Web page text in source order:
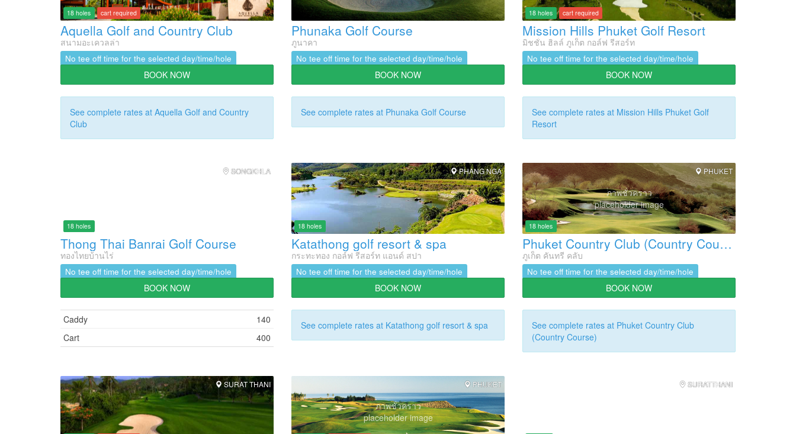
18 holes cart required
Aquella Golf and Country Club
สนามอะเควลล่า
No tee off time for the selected day/time/hole
BOOK NOW
See complete rates at Aquella Golf and Country
Club
Phunaka Golf Course
ภูนาคา
No tee off time for the selected day/time/hole
BOOK NOW
See complete rates at Phunaka Golf Course
18 holes cart required
Mission Hills Phuket Golf Resort
มิชชั่น ฮิลล์ ภูเก็ต กอล์ฟ รีสอร์ท
No tee off time for the selected day/time/hole
BOOK NOW
See complete rates at Mission Hills Phuket Golf
Resort
SONGKHLA
18 holes
Thong Thai Banrai Golf Course
ทองไทยบ้านไร่
No tee off time for the selected day/time/hole
BOOK NOW
Caddy
140
Cart
400
PHANG NGA
18 holes
Katathong golf resort & spa
กระทะทอง กอล์ฟ รีสอร์ท แอนด์ สปา
No tee off time for the selected day/time/hole
BOOK NOW
See complete rates at Katathong golf resort & spa
ภาพชั่วคราว
placeholder image
PHUKET
18 holes
Phuket Country Club (Country Course)
ภูเก็ต คันทรี คลับ
No tee off time for the selected day/time/hole
BOOK NOW
See complete rates at Phuket Country Club
(Country Course)
SURAT THANI
ภาพชั่วคราว
placeholder image
PHUKET SURATTHANI